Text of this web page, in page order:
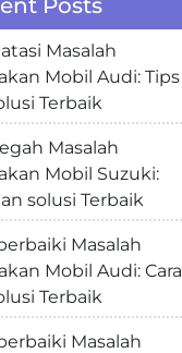
Posts
Masalah
Mobil Audi: Tips
Terbaik
Masalah
Mobil Suzuki:
solusi Terbaik
Masalah
Mobil Audi: Cara
Terbaik
Masalah